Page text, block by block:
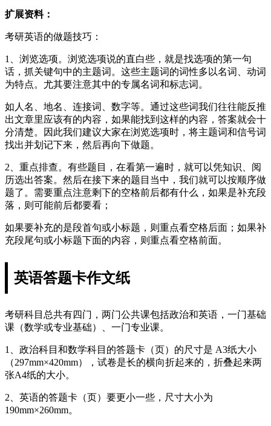
扩展资料：
考研英语的做题技巧：
1、浏览选项。浏览选项说的直白些，就是找选项的第一句
话，抓关键句中的主题词。这些主题词的词性多以名词、动词
为特点。尤其要注意其中的专属名词和标志词。
如人名、地名、连接词、数字等。通过这些词我们往往能反推
出文章里应该有的内容，如果能找到这样的内容，答案就会十
分清楚。因此我们建议大家在浏览选项时，将主题词和信号词
找出并划记下来，然后再向下做题。
2、重点排查。有些题目，在看第一遍时，就可以凭知识、阅
历选出答案。然后在接下来的题目当中，我们就可以按顺序做
题了。需要重点注意剩下的空格前后都有什么，如果是补充段
落，则可能前后都要看；
如果要补充的是段首句或小标题，则重点看空格后面；如果补
充段尾句或小标题下面的内容，则重点看空格前面。
英语答题卡作文纸
考研科目总共有四门，两门公共课包括政治和英语，一门基础
课（数学或专业基础）、一门专业课。
1、政治科目和数学科目的答题卡（页）的尺寸是 A3纸大小
（297mm×420mm），试卷是长的横向折起来的，折叠起来两
张A4纸的大小。
2、英语的答题卡（页）要更小一些，尺寸大小为
190mm×260mm。